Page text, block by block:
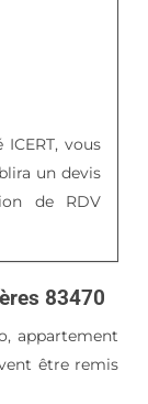
vous
un devis
de RDV
83470
appartement
être remis